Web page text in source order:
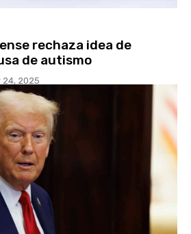
rechaza idea de
de autismo
2025